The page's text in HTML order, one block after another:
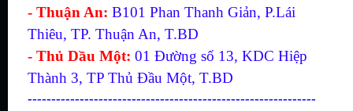
- Thuận An: B101 Phan Thanh Giản, P.Lái
Thiêu, TP. Thuận An, T.BD
- Thủ Dầu Một: 01 Đường số 13, KDC Hiệp
Thành 3, TP Thủ Đầu Một, T.BD
-------------------------------------------------------------